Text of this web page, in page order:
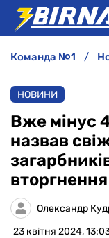
АНАЛІТИКА
ІНТЕРВ'Ю
РІЗНЕ
БУКМЕКЕРИ
команда №1
НОВИНИ
Вже мінус
назвав
Олександр
23 квітня 2024,